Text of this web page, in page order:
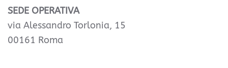
SEDE OPERATIVA
via Alessandro Torlonia, 15
00161 Roma